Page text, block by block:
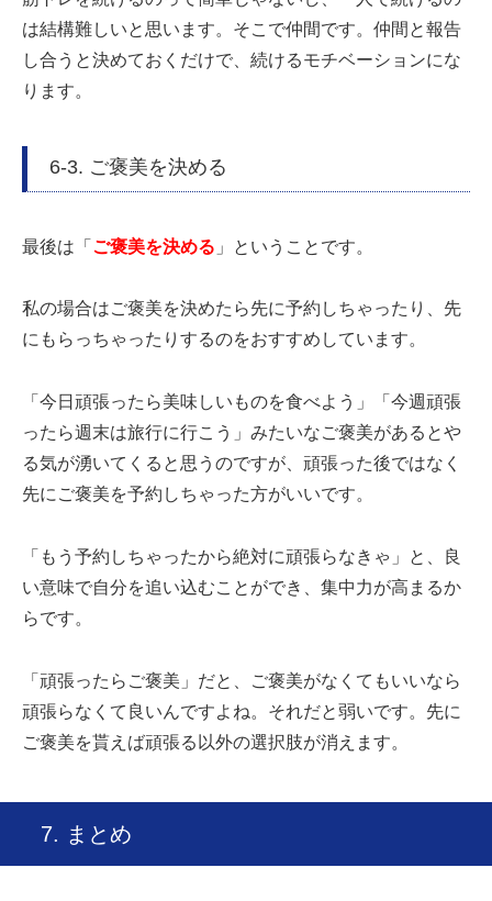
は結構難しいと思います。そこで仲間です。仲間と報告
し合うと決めておくだけで、続けるモチベーションにな
ります。
6-3. ご褒美を決める
最後は「 ご褒美を決める 」ということです。
私の場合はご褒美を決めたら先に予約しちゃったり、先
にもらっちゃったりするのをおすすめしています。
「今日頑張ったら美味しいものを食べよう」「今週頑張
ったら週末は旅行に行こう」みたいなご褒美があるとや
る気が湧いてくると思うのですが、頑張った後ではなく
先にご褒美を予約しちゃった方がいいです。
「もう予約しちゃったから絶対に頑張らなきゃ」と、良
い意味で自分を追い込むことができ、集中力が高まるか
らです。
「頑張ったらご褒美」だと、ご褒美がなくてもいいなら
頑張らなくて良いんですよね。それだと弱いです。先に
ご褒美を貰えば頑張る以外の選択肢が消えます。
7. まとめ